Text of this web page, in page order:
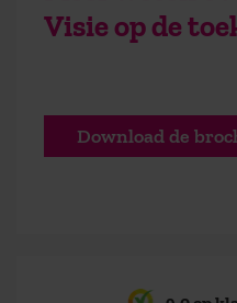
Visie op de
Download de